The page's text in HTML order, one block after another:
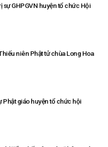
sự GHPGVN huyện tổ chức Hội
niên Phật tử chùa Long Hoa
Phật giáo huyện tổ chức hội